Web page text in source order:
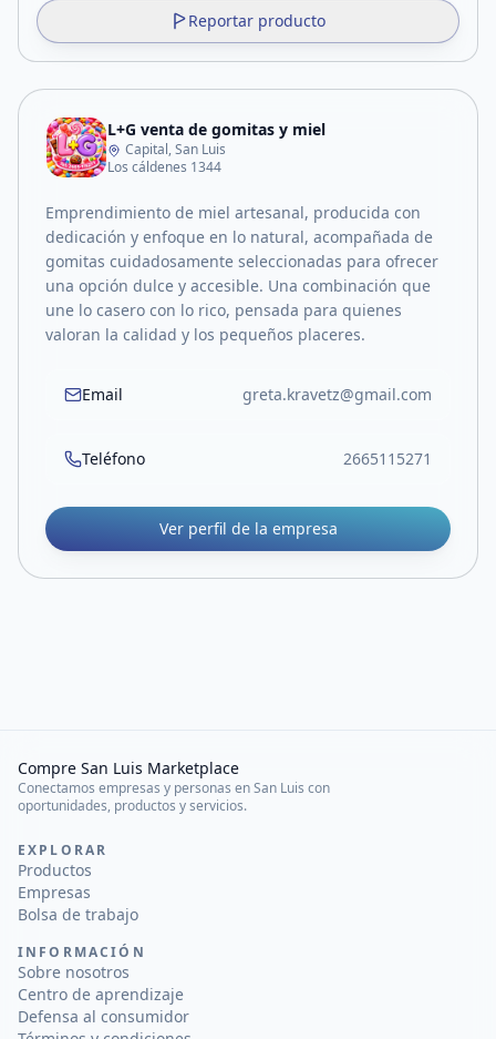
Reportar producto
L+G venta de gomitas y miel
Capital, San Luis
Los cáldenes 1344
Emprendimiento de miel artesanal, producida con
dedicación y enfoque en lo natural, acompañada de
gomitas cuidadosamente seleccionadas para ofrecer
una opción dulce y accesible. Una combinación que
une lo casero con lo rico, pensada para quienes
valoran la calidad y los pequeños placeres.
Email greta.kravetz@gmail.com
Teléfono 2665115271
Ver perfil de la empresa
Compre San Luis Marketplace
Conectamos empresas y personas en San Luis con
oportunidades, productos y servicios.
EXPLORAR
Productos
Empresas
Bolsa de trabajo
INFORMACIÓN
Sobre nosotros
Centro de aprendizaje
Defensa al consumidor